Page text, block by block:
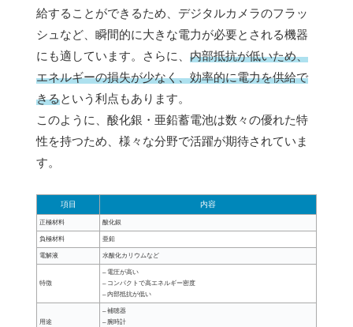
給することができるため、デジタルカメラのフラッ
シュなど、瞬間的に大きな電力が必要とされる機器
にも適しています。さらに、 内部抵抗が低いため、
エネルギーの損失が少なく、効率的に電力を供給で
きるという利点もあります。
このように、酸化銀・亜鉛蓄電池は数々の優れた特
性を持つため、様々な分野で活躍が期待されていま
す。
項目 内容
正極材料 酸化銀
負極材料 亜鉛
電解液 水酸化カリウムなど
特徴
– 電圧が高い
– コンパクトで高エネルギー密度
– 内部抵抗が低い
用途
– 補聴器
– 腕時計